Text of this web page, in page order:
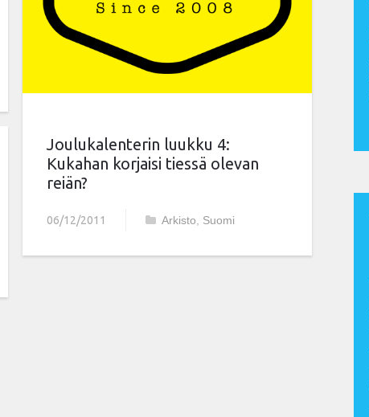
Joulukalenterin luukku 4:
Kukahan korjaisi tiessä olevan
reiän?
06/12/2011 Arkisto Suomi